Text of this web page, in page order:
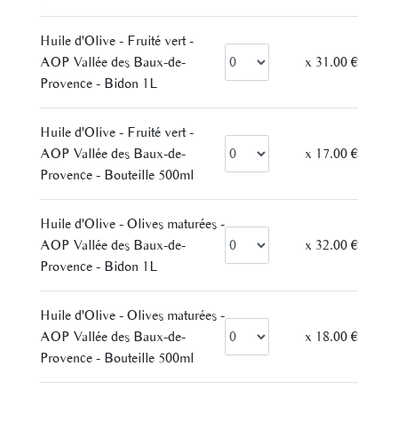
Huile d'Olive - Fruité vert -
AOP Vallée des Baux-de-
Provence - Bidon 1L
x 31.00 €
Huile d'Olive - Fruité vert -
AOP Vallée des Baux-de-
Provence - Bouteille 500ml
x 17.00 €
Huile d'Olive - Olives maturées -
AOP Vallée des Baux-de-
Provence - Bidon 1L
x 32.00 €
Huile d'Olive - Olives maturées -
AOP Vallée des Baux-de-
Provence - Bouteille 500ml
x 18.00 €